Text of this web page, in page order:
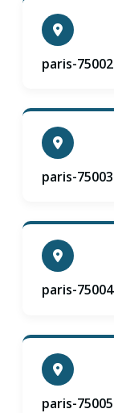
paris-75002
paris-75003
paris-75004
paris-75005